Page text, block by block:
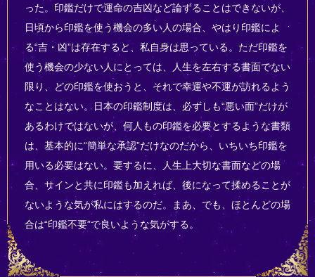
った。印鑑だけで運命の吉凶など論ずることはできないが、
日頃から印鑑を使う機会の多い人の場合、やはり印鑑によ
る“吉・凶”は存在すると、私自身は思っている。ただ印鑑を
使う機会の少ない人にとっては、人生を左右する書面でない
限り、どの印鑑を使おうと、それで幸運や不運が訪れるよう
なことはない。日本の印鑑制度は、必ずしも“悪い面”だけが
あるわけではないが、何人もの印鑑を必要とするような書類
は、基本的に“簡単な承認”だけなのだから、いちいち印鑑を
用いる必要はない。要するに、人生上大切な書面などの場
合、サインと共に印鑑も加えれば、後になって揉めることが
ないような気が私にはするのだ。まあ、でも、ほとんどの場
合は“印鑑不要”で良いような気がする。